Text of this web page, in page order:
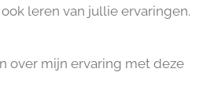
leren van jullie ervaringen.
over mijn ervaring met deze